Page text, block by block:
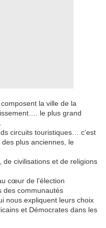
la ville de la
le plus grand
circuits touristiques… c’est
plus anciennes, le
de civilisations et de religions
au cœur de l’élection
des communautés
nous expliquent leurs choix
et Démocrates dans les